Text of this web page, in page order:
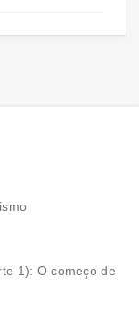
1): O começo de